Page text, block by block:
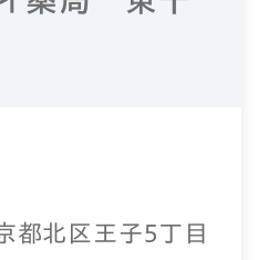
都北区王子5丁目